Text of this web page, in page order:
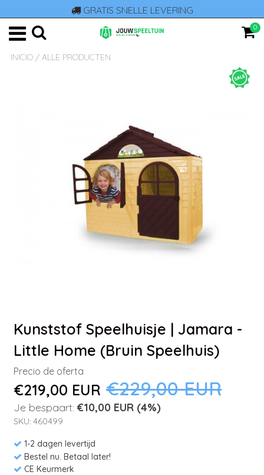
GRATIS SNELLE LEVERING
0
INICIO / ALLE PRODUCTEN
Kunststof Speelhuisje | Jamara -
Little Home (Bruin Speelhuis)
Precio de oferta
€219,00 EUR €229,00 EUR
Je bespaart: €10,00 EUR (4%)
SKU: 460499
1-2 dagen levertijd
Bestel nu. Betaal later!
CE Keurmerk